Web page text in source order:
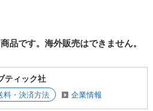
はお取引を中止させていただきます。
品です。海外販売はできません。
ティック社
料・決済方法 企業情報